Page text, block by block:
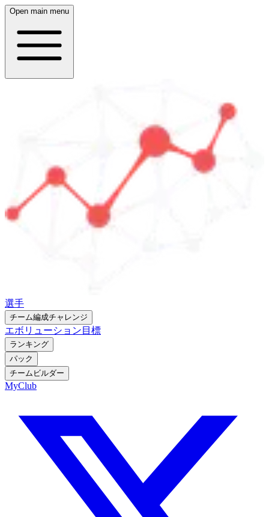
Open main menu
選手
チーム編成チャレンジ
エボリューション 目標
ランキング
パック
チームビルダー
MyClub